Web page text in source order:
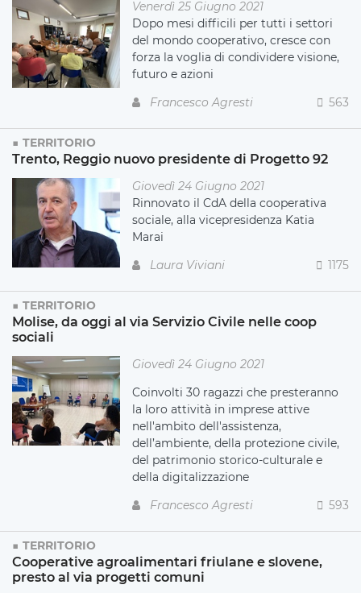
Venerdì 25 Giugno 2021
Dopo mesi difficili per tutti i settori
del mondo cooperativo, cresce con
forza la voglia di condividere visione,
futuro e azioni
Francesco Agresti
563
TERRITORIO
Trento, Reggio nuovo presidente di Progetto 92
Giovedì 24 Giugno 2021
Rinnovato il CdA della cooperativa
sociale, alla vicepresidenza Katia
Marai
Laura Viviani
1175
TERRITORIO
Molise, da oggi al via Servizio Civile nelle coop
sociali
Giovedì 24 Giugno 2021
Coinvolti 30 ragazzi che presteranno
la loro attività in imprese attive
nell'ambito dell'assistenza,
dell’ambiente, della protezione civile,
del patrimonio storico-culturale e
della digitalizzazione
Francesco Agresti
593
TERRITORIO
Cooperative agroalimentari friulane e slovene,
presto al via progetti comuni